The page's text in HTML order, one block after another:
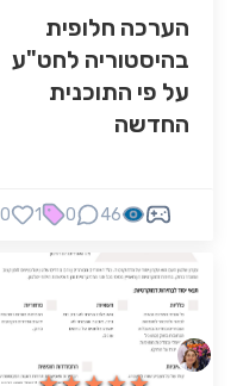
הערכה חלופית
בהיסטוריה לחט"ע
על פי התוכנית
החדשה
46
0
1
0